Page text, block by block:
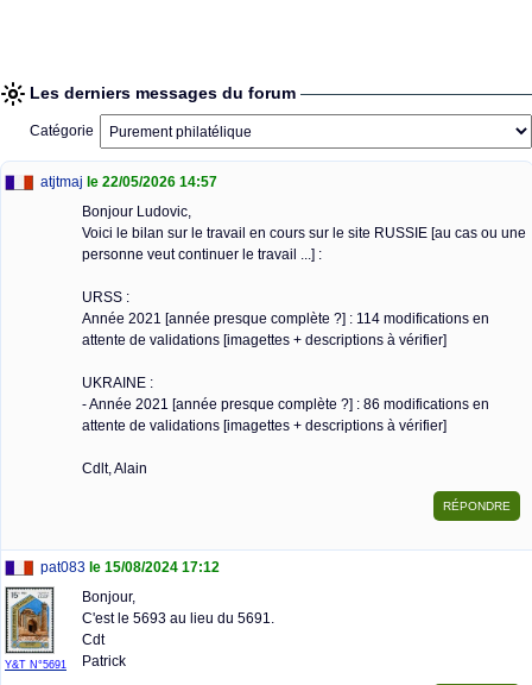
Les derniers messages du forum
Catégorie
atjtmaj le 22/05/2026 14:57
Bonjour Ludovic,
Voici le bilan sur le travail en cours sur le site RUSSIE [au cas ou une
personne veut continuer le travail ...] :
URSS :
Année 2021 [année presque complète ?] : 114 modifications en
attente de validations [imagettes + descriptions à vérifier]
UKRAINE :
- Année 2021 [année presque complète ?] : 86 modifications en
attente de validations [imagettes + descriptions à vérifier]
Cdlt, Alain
pat083 le 15/08/2024 17:12
Y&T N°5691
Bonjour,
C'est le 5693 au lieu du 5691.
Cdt
Patrick